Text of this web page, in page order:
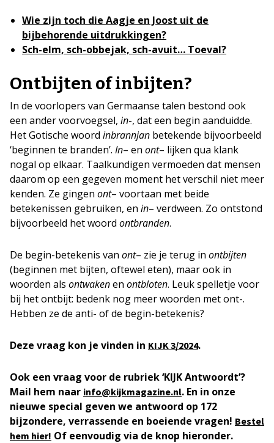
Wie zijn toch die Aagje en Joost uit de
bijbehorende uitdrukkingen?
Sch-elm, sch-obbejak, sch-avuit… Toeval?
Ontbijten of inbijten?
In de voorlopers van Germaanse talen bestond ook
een ander voorvoegsel, in-, dat een begin aanduidde.
Het Gotische woord inbrannjan betekende bijvoorbeeld
‘beginnen te branden’. In– en ont– lijken qua klank
nogal op elkaar. Taalkundigen vermoeden dat mensen
daarom op een gegeven moment het verschil niet meer
kenden. Ze gingen ont– voortaan met beide
betekenissen gebruiken, en in– verdween. Zo ontstond
bijvoorbeeld het woord ontbranden.
De begin-betekenis van ont– zie je terug in ontbijten
(beginnen met bijten, oftewel eten), maar ook in
woorden als ontwakenen ontbloten. Leuk spelletje voor
bij het ontbijt: bedenk nog meer woorden met ont-.
Hebben ze de anti- of de begin-betekenis?
Deze vraag kon je vinden in KIJK 3/2024.
Ook een vraag voor de rubriek ‘KIJK Antwoordt’?
Mail hem naar info@kijkmagazine.nl. En in onze
nieuwe special geven we antwoord op 172
bijzondere, verrassende en boeiende vragen! Bestel
hem hier! Of eenvoudig via de knop hieronder.